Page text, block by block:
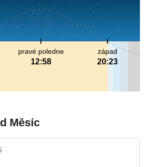
pravé poledne
12:58
západ
20:23
Měsíc